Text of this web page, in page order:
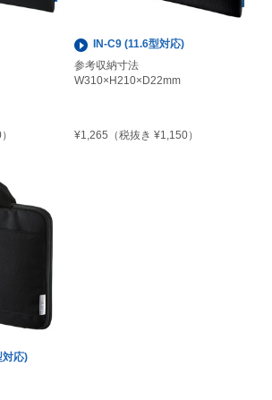
IN-C9 (11.6型対応)
参考収納寸法
W310×H210×D22mm
¥1,265 （税抜き ¥1,150）
対応)